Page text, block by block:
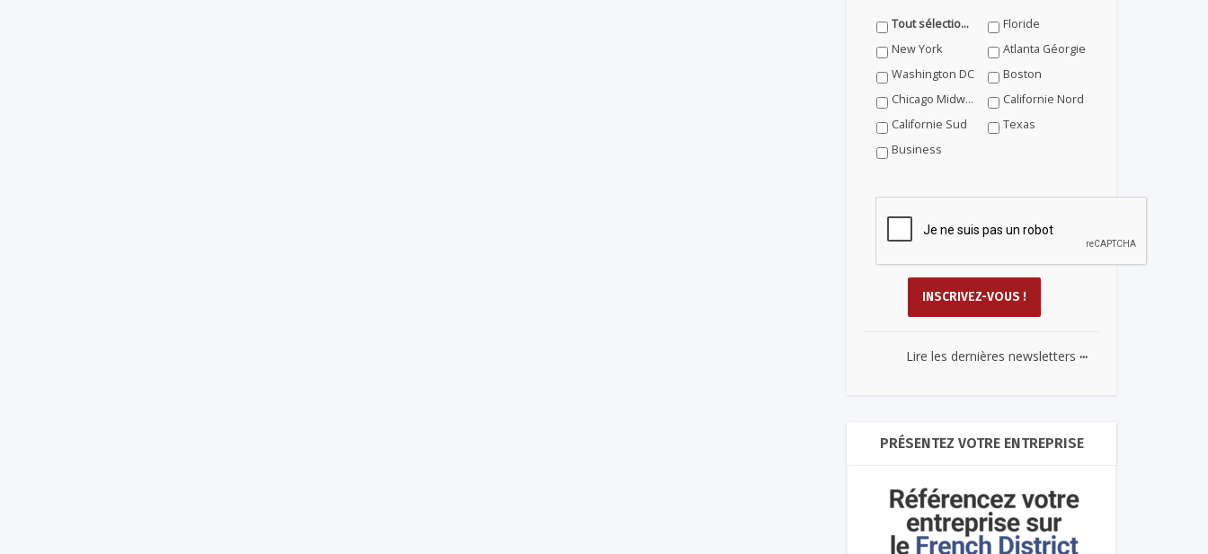
Tout sélectionner
Floride
New York
Atlanta Géorgie
Washington DC
Boston
Chicago Midwest
Californie Nord
Californie Sud
Texas
Business
Lire les dernières newsletters ...
PRÉSENTEZ VOTRE ENTREPRISE